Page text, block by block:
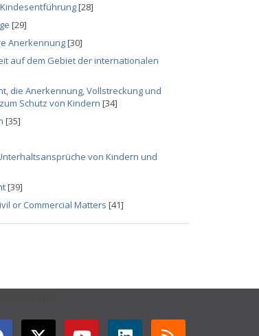
[28]
[29]
Anerkennung[30]
auf dem Gebiet der internationalen
die Anerkennung, Vollstreckung und
Schutz von Kindern [34]
[35]
von Kindern und
[39]
or Commercial Matters [41]